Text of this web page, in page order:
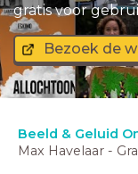
gratis voor
Bezoek de
Beeld & Geluid
Max Havelaar -